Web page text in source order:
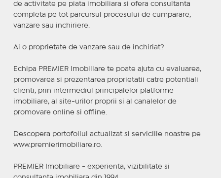
de activitate pe piata imobiliara si ofera consultanta
completa pe tot parcursul procesului de cumparare,
vanzare sau inchiriere.
Ai o proprietate de vanzare sau de inchiriat?
Echipa PREMIER Imobiliare te poate ajuta cu evaluarea,
promovarea si prezentarea proprietatii catre potentiali
clienti, prin intermediul principalelor platforme
imobiliare, al site-urilor proprii si al canalelor de
promovare online si offline.
Descopera portofoliul actualizat si serviciile noastre pe
www.premierimobiliare.ro.
PREMIER Imobiliare - experienta, vizibilitate si